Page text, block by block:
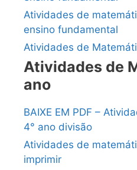
Atividades de
ensino fundamental
Atividades de
Atividades de
ano
BAIXE EM PDF –
4° ano divisão
Atividades de
imprimir